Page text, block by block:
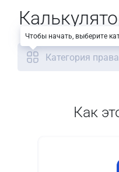
Категория права
Как
Чтобы начать, выберите